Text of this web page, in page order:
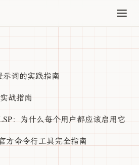
词的实践指南
战指南
：为什么每个用户都应该启用它
方命令行工具完全指南